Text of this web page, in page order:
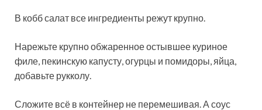
В кобб салат все ингредиенты режут крупно.
Нарежьте крупно обжаренное остывшее куриное
филе, пекинскую капусту, огурцы и помидоры, яйца,
добавьте рукколу.
Сложите всё в контейнер не перемешивая. А соус